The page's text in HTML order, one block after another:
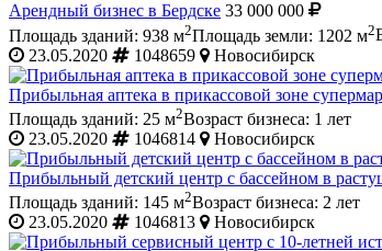
Арендный бизнес в Бердске 33 000 000
Площадь зданий: 938 м2Площадь земли: 1202 м2
23.05.2020
1048659 Новосибирск
Прибыльная аптека в прикассовой зоне
Площадь зданий: 25 м2Возраст бизнеса: 1 лет
23.05.2020
1046814 Новосибирск
Прибыльный детский центр с бассейном в
Площадь зданий: 145 м2Возраст бизнеса: 2 лет
23.05.2020
1046813 Новосибирск